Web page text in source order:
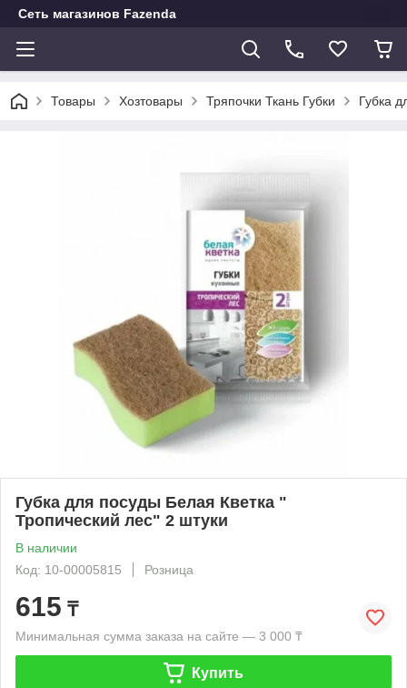
Сеть магазинов Fazenda
Товары Хозтовары Тряпочки Ткань Губки Губка
Губка для посуды Белая Кветка "
Тропический лес" 2 штуки
В наличии
Код: 10-00005815
Розница
615 ₸
Минимальная сумма заказа на сайте — 3 000 ₸
Купить